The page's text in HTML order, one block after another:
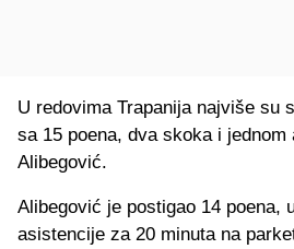
U redovima Trapanija najviše su
sa 15 poena, dva skoka i
Alibegović.
Alibegović je postigao 14 poena,
asistencije za 20 minuta na